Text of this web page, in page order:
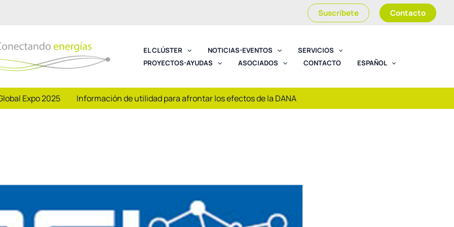
Suscríbete Contacto
EL CLÚSTER NOTICIAS-EVENTOS
SERVICIOS
PROYECTOS-AYUDAS
ASOCIADOS CONTACTO ESPAÑOL
Expo 2025 Información de utilidad para afrontar los efectos de la DANA